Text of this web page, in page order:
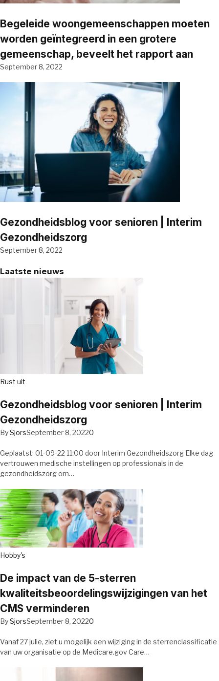
Begeleide woongemeenschappen moeten
worden geïntegreerd in een grotere
gemeenschap, beveelt het rapport aan
September 8, 2022
Gezondheidsblog voor senioren | Interim
Gezondheidszorg
September 8, 2022
Laatste nieuws
Rust uit
Gezondheidsblog voor senioren | Interim
Gezondheidszorg
BySjorsSeptember 8, 20220
Geplaatst: 01-09-22 11:00 door Interim Gezondheidszorg Elke dag
vertrouwen medische instellingen op professionals in de
gezondheidszorg om…
Hobby's
De impact van de 5-sterren
kwaliteitsbeoordelingswijzigingen van het
CMS verminderen
BySjorsSeptember 8, 20220
Vanaf 27 julie, ziet u mogelijk een wijziging in de sterrenclassificatie
van uw organisatie op de Medicare.gov Care…